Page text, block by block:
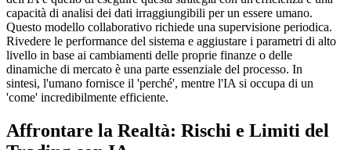
capacità di analisi dei dati irraggiungibili per un essere umano.
Questo modello collaborativo richiede una supervisione periodica.
Rivedere le performance del sistema e aggiustare i parametri di alto
livello in base ai cambiamenti delle proprie finanze o delle
dinamiche di mercato è una parte essenziale del processo. In
sintesi, l'umano fornisce il 'perché', mentre l'IA si occupa di un
'come' incredibilmente efficiente.
Affrontare la Realtà: Rischi e Limiti del